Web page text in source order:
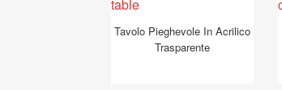
Tavolo Pieghevole In Acrilico
Trasparente